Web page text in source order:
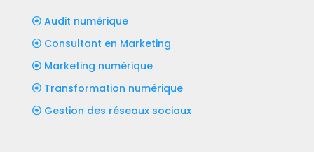
Audit numérique
Consultant en Marketing
Marketing numérique
Transformation numérique
Gestion des réseaux sociaux